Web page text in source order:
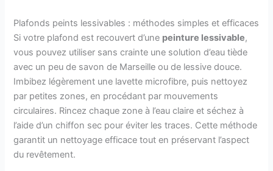
Plafonds peints lessivables : méthodes simples et efficaces
Si votre plafond est recouvert d’une peinture lessivable,
vous pouvez utiliser sans crainte une solution d’eau tiède
avec un peu de savon de Marseille ou de lessive douce.
Imbibez légèrement une lavette microfibre, puis nettoyez
par petites zones, en procédant par mouvements
circulaires. Rincez chaque zone à l’eau claire et séchez à
l’aide d’un chiffon sec pour éviter les traces. Cette méthode
garantit un nettoyage efficace tout en préservant l’aspect
du revêtement.